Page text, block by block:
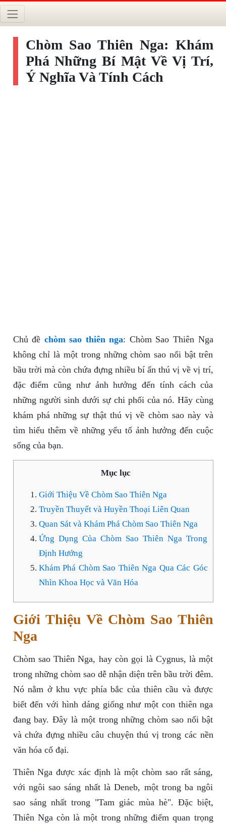
Chòm Sao Thiên Nga: Khám
Phá Những Bí Mật Về Vị Trí,
Ý Nghĩa Và Tính Cách
Chủ đề chòm sao thiên nga: Chòm Sao Thiên Nga
không chỉ là một trong những chòm sao nổi bật trên
bầu trời mà còn chứa đựng nhiều bí ẩn thú vị về vị trí,
đặc điểm cũng như ảnh hưởng đến tính cách của
những người sinh dưới sự chi phối của nó. Hãy cùng
khám phá những sự thật thú vị về chòm sao này và
tìm hiểu thêm về những yếu tố ảnh hưởng đến cuộc
sống của bạn.
Mục lục
Giới Thiệu Về Chòm Sao Thiên Nga
Truyền Thuyết và Huyền Thoại Liên Quan
Quan Sát và Khám Phá Chòm Sao Thiên Nga
Ứng Dụng Của Chòm Sao Thiên Nga Trong
Định Hướng
Khám Phá Chòm Sao Thiên Nga Qua Các Góc
Nhìn Khoa Học và Văn Hóa
Giới Thiệu Về Chòm Sao Thiên
Nga
Chòm sao Thiên Nga, hay còn gọi là Cygnus, là một
trong những chòm sao dễ nhận diện trên bầu trời đêm.
Nó nằm ở khu vực phía bắc của thiên cầu và được
biết đến với hình dáng giống như một con thiên nga
đang bay. Đây là một trong những chòm sao nổi bật
và chứa đựng nhiều câu chuyện thú vị trong các nền
văn hóa cổ đại.
Thiên Nga được xác định là một chòm sao rất sáng,
với ngôi sao sáng nhất là Deneb, một trong ba ngôi
sao sáng nhất trong "Tam giác mùa hè". Đặc biệt,
Thiên Nga còn là một trong những điểm quan trọng